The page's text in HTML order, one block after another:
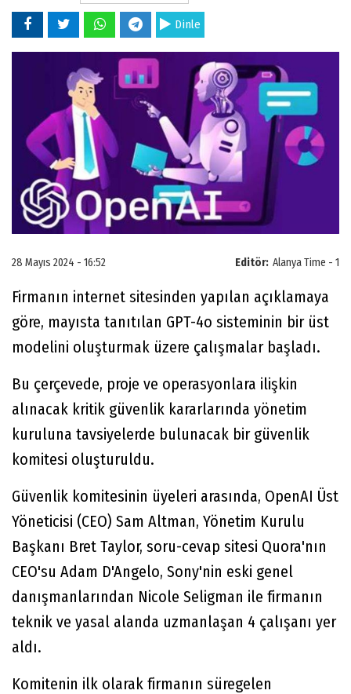
Dinle
Editör: Alanya Time - 1
28 Mayıs 2024 - 16:52
Firmanın internet sitesinden yapılan açıklamaya
göre, mayısta tanıtılan GPT-4o sisteminin bir üst
modelini oluşturmak üzere çalışmalar başladı.
Bu çerçevede, proje ve operasyonlara ilişkin
alınacak kritik güvenlik kararlarında yönetim
kuruluna tavsiyelerde bulunacak bir güvenlik
komitesi oluşturuldu.
Güvenlik komitesinin üyeleri arasında, OpenAI Üst
Yöneticisi (CEO) Sam Altman, Yönetim Kurulu
Başkanı Bret Taylor, soru-cevap sitesi Quora'nın
CEO'su Adam D'Angelo, Sony'nin eski genel
danışmanlarından Nicole Seligman ile firmanın
teknik ve yasal alanda uzmanlaşan 4 çalışanı yer
aldı.
Komitenin ilk olarak firmanın süregelen